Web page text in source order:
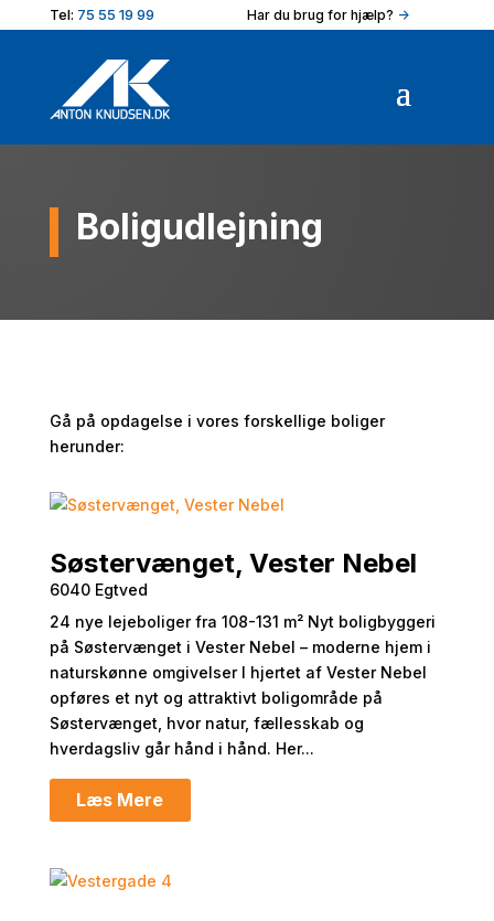
Tel: 75 55 19 99 Har du brug for hjælp? ->
Boligudlejning
Gå på opdagelse i vores forskellige boliger
herunder:
Søstervænget, Vester Nebel
6040 Egtved
24 nye lejeboliger fra 108-131 m² Nyt boligbyggeri
på Søstervænget i Vester Nebel – moderne hjem i
naturskønne omgivelser I hjertet af Vester Nebel
opføres et nyt og attraktivt boligområde på
Søstervænget, hvor natur, fællesskab og
hverdagsliv går hånd i hånd. Her...
Læs Mere